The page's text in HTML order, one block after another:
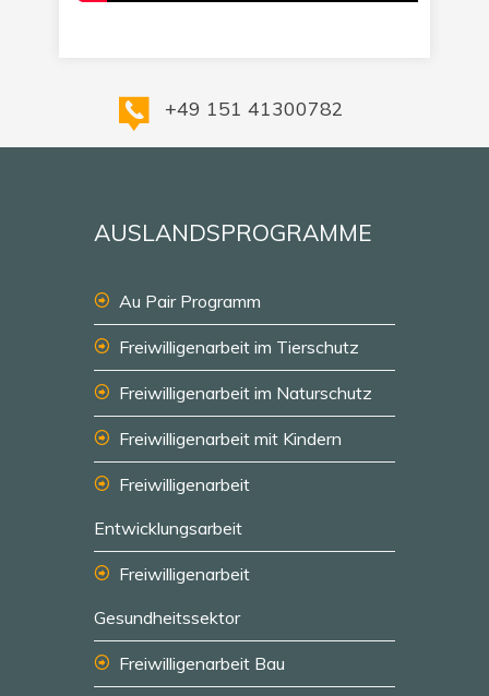
+49 151 41300782
AUSLANDSPROGRAMME
Au Pair Programm
Freiwilligenarbeit im Tierschutz
Freiwilligenarbeit im Naturschutz
Freiwilligenarbeit mit Kindern
Freiwilligenarbeit
Entwicklungsarbeit
Freiwilligenarbeit
Gesundheitssektor
Freiwilligenarbeit Bau